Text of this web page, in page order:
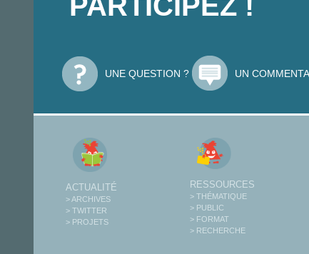
UNE QUESTION ? UN
ACTUALITÉ
> ARCHIVES
> TWITTER
> PROJETS
RESSOURCES
> THÉMATIQUE
> PUBLIC
> FORMAT
> RECHERCHE